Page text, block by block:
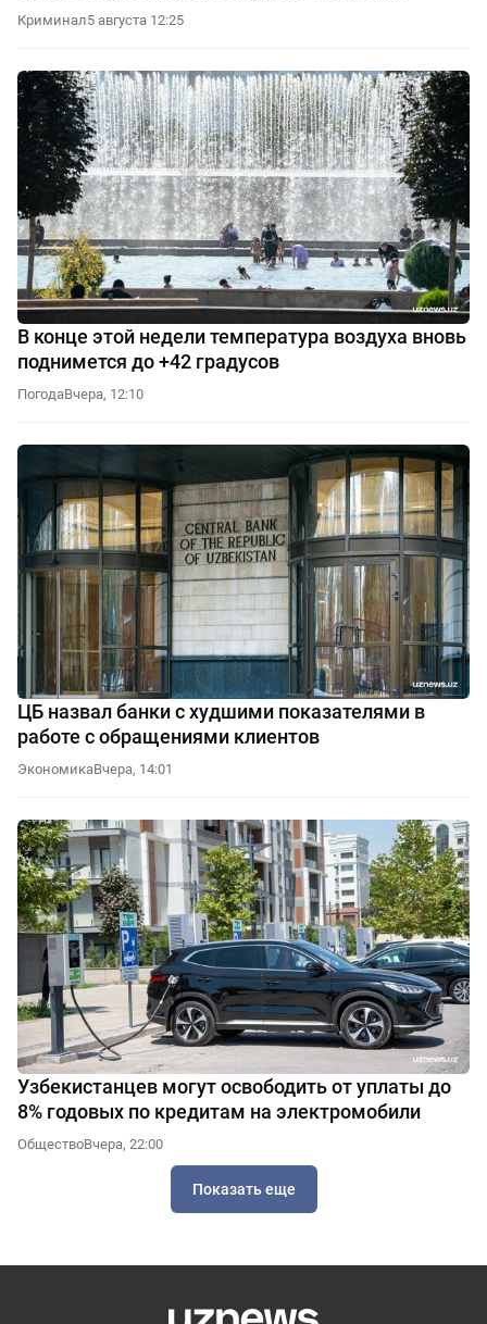
Криминал5 августа 12:25
В конце этой недели температура воздуха вновь
поднимется до +42 градусов
ПогодаВчера, 12:10
ЦБ назвал банки с худшими показателями в
работе с обращениями клиентов
ЭкономикаВчера, 14:01
Узбекистанцев могут освободить от уплаты до
8% годовых по кредитам на электромобили
ОбществоВчера, 22:00
Показать еще